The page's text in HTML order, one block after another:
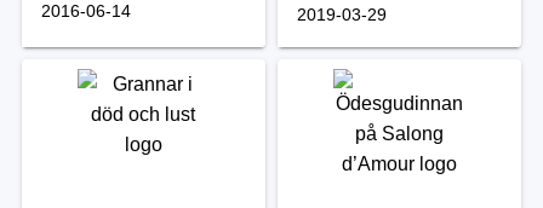
2016-06-14
2019-03-29